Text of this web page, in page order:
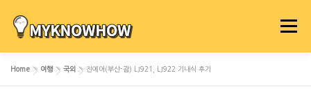
로
메뉴
Home » 여행 » 국외 » 진에어(부산-괌) LJ921, LJ922 기내식 후기